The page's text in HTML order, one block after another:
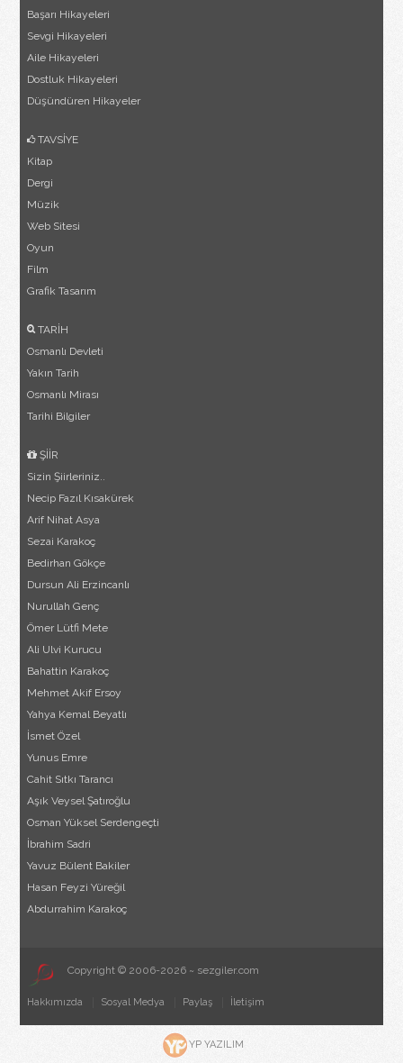
Başarı Hikayeleri
Sevgi Hikayeleri
Aile Hikayeleri
Dostluk Hikayeleri
Düşündüren Hikayeler
TAVSİYE
Kitap
Dergi
Müzik
Web Sitesi
Oyun
Film
Grafik Tasarım
TARİH
Osmanlı Devleti
Yakın Tarih
Osmanlı Mirası
Tarihi Bilgiler
ŞİİR
Sizin Şiirleriniz..
Necip Fazıl Kısakürek
Arif Nihat Asya
Sezai Karakoç
Bedirhan Gökçe
Dursun Ali Erzincanlı
Nurullah Genç
Ömer Lütfi Mete
Ali Ulvi Kurucu
Bahattin Karakoç
Mehmet Akif Ersoy
Yahya Kemal Beyatlı
İsmet Özel
Yunus Emre
Cahit Sıtkı Tarancı
Aşık Veysel Şatıroğlu
Osman Yüksel Serdengeçti
İbrahim Sadri
Yavuz Bülent Bakiler
Hasan Feyzi Yüreğil
Abdurrahim Karakoç
Copyright © 2006-2026 ~ sezgiler.com
Hakkımızda Sosyal Medya Paylaş İletişim
YP YAZILIM